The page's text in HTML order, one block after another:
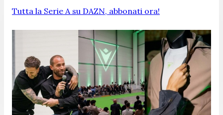
Tutta la Serie A su DAZN, abbonati ora!